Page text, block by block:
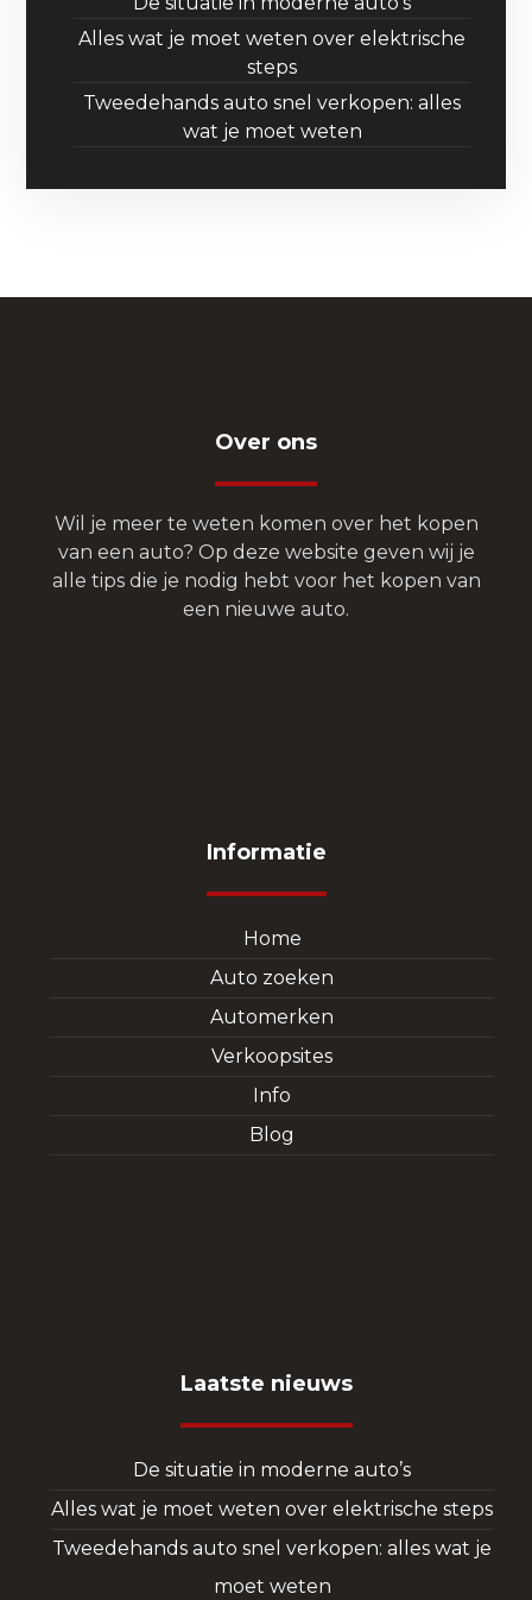
Alles wat je moet weten over elektrische
steps
Tweedehands auto snel verkopen: alles
wat je moet weten
Over ons
Wil je meer te weten komen over het kopen
van een auto? Op deze website geven wij je
alle tips die je nodig hebt voor het kopen van
een nieuwe auto.
Informatie
Home
Auto zoeken
Automerken
Verkoopsites
Info
Blog
Laatste nieuws
De situatie in moderne auto’s
Alles wat je moet weten over elektrische steps
Tweedehands auto snel verkopen: alles wat je
moet weten